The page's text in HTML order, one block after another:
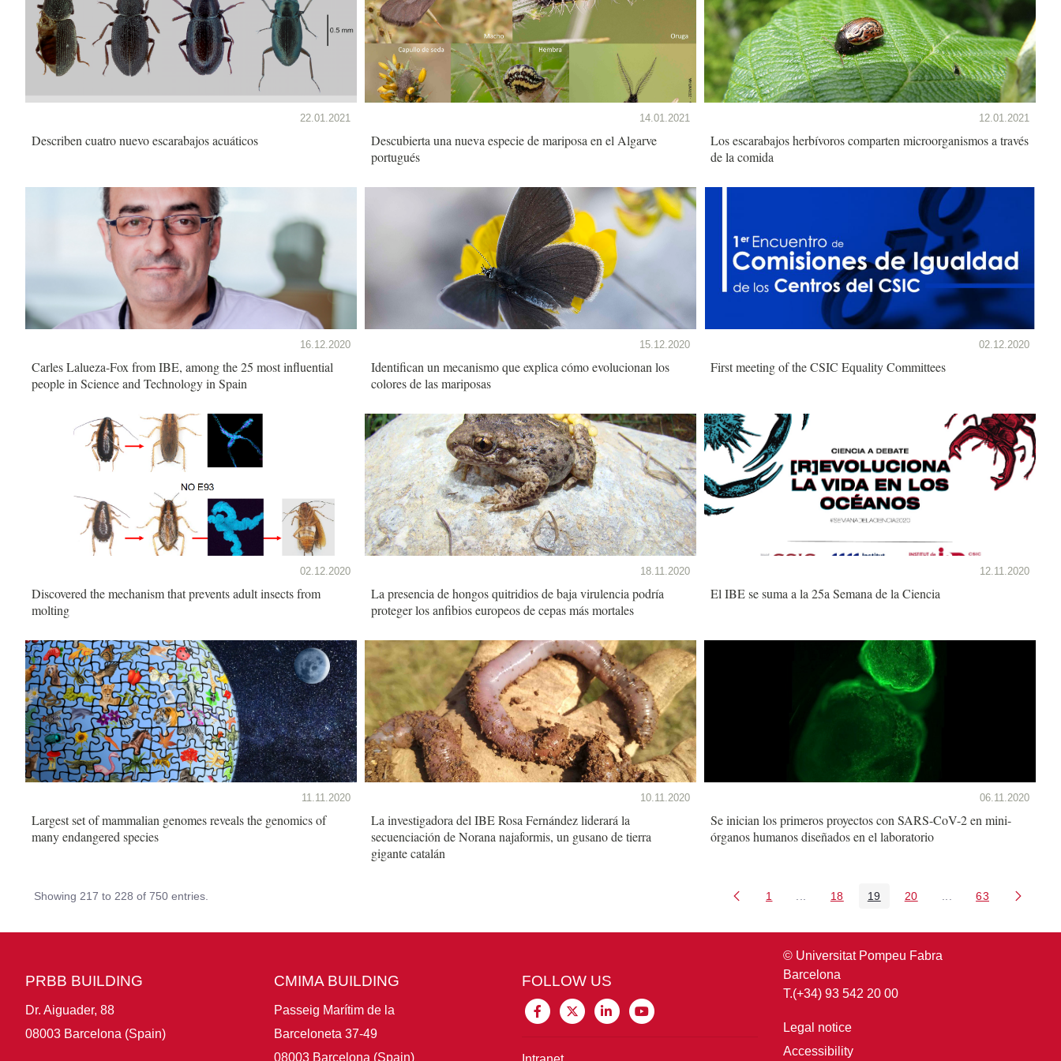
22.01.2021
Describen cuatro nuevo escarabajos acuáticos
14.01.2021
Descubierta una nueva especie de mariposa en el Algarve
portugués
12.01.2021
Los escarabajos herbívoros comparten microorganismos a través
de la comida
16.12.2020
Carles Lalueza-Fox from IBE, among the 25 most influential
people in Science and Technology in Spain
15.12.2020
Identifican un mecanismo que explica cómo evolucionan los
colores de las mariposas
02.12.2020
First meeting of the CSIC Equality Committees
02.12.2020
Discovered the mechanism that prevents adult insects from
molting
18.11.2020
La presencia de hongos quitridios de baja virulencia podría
proteger los anfibios europeos de cepas más mortales
12.11.2020
El IBE se suma a la 25a Semana de la Ciencia
11.11.2020
Largest set of mammalian genomes reveals the genomics of
many endangered species
10.11.2020
La investigadora del IBE Rosa Fernández liderará la
secuenciación de Norana najaformis, un gusano de tierra
gigante catalán
06.11.2020
Se inician los primeros proyectos con SARS-CoV-2 en mini-
órganos humanos diseñados en el laboratorio
Showing 217 to 228 of 750 entries. Page
1 Intermediate Pages Use TAB to navigate.
Page
18 Page
19 Page
20 Intermediate Pages
Page
63
PRBB BUILDING
Dr. Aiguader, 88
08003 Barcelona (Spain)
CMIMA BUILDING
Passeig Marítim de la
Barceloneta 37-49
08003 Barcelona (Spain)
FOLLOW US
© Universitat Pompeu Fabra
Barcelona
T.(+34) 93 542 20 00
Legal notice
Accessibility